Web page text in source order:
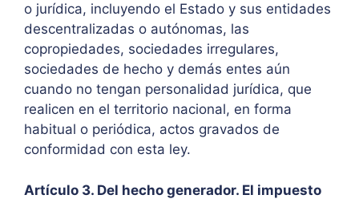
o jurídica, incluyendo el Estado y sus entidades
descentralizadas o autónomas, las
copropiedades, sociedades irregulares,
sociedades de hecho y demás entes aún
cuando no tengan personalidad jurídica, que
realicen en el territorio nacional, en forma
habitual o periódica, actos gravados de
conformidad con esta ley.
Artículo 3. Del hecho generador. El impuesto